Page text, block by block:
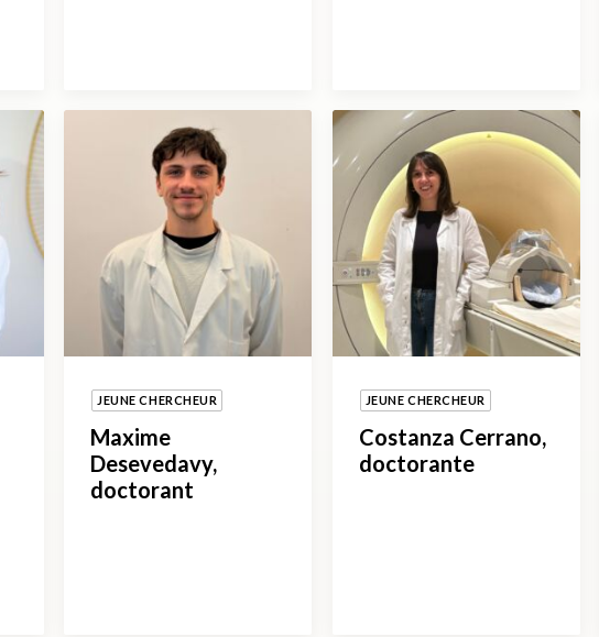
JEUNE CHERCHEUR
Maxime
Desevedavy,
doctorant
JEUNE CHERCHEUR
Costanza Cerrano,
doctorante